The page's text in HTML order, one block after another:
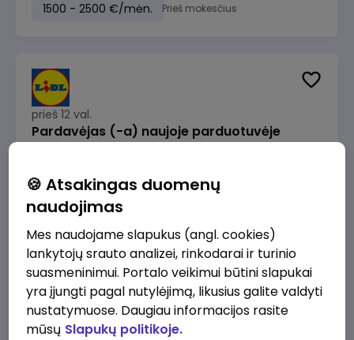
1500 - 2500 €/mėn. Prieš mokesčius
prieš 12 val.
Pardavėjas (-a) naujoje parduotuvėje
1715 - 2170 €/mėn.
prieš 12 val.
Darbo užmokesčio buhalteris(ė)
🍪 Atsakingas duomenų
naudojimas
Mes naudojame slapukus (angl. cookies)
lankytojų srauto analizei, rinkodarai ir turinio
suasmeninimui. Portalo veikimui būtini slapukai
yra įjungti pagal nutylėjimą, likusius galite valdyti
nustatymuose. Daugiau informacijos rasite
mūsų Slapukų politikoje.